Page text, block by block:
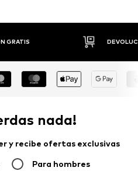
30 DÍAS
nada!
y recibe ofertas exclusivas
Para hombres